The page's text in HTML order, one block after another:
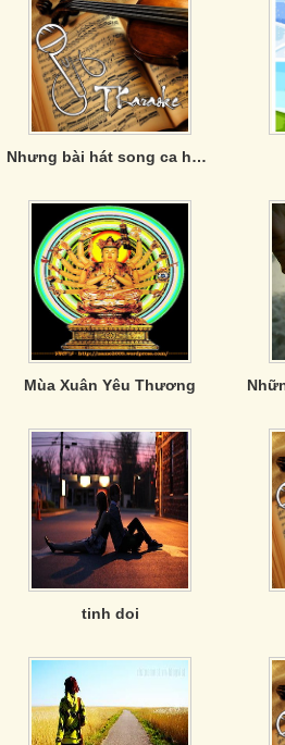
Nhưng bài hát song ca hay về tình yêu
Mùa Xuân Yêu Thương
tinh doi